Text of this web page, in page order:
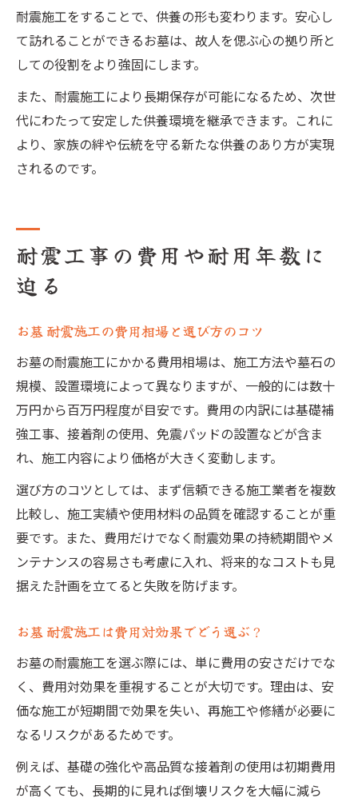
耐震施工をすることで、供養の形も変わります。安心し
て訪れることができるお墓は、故人を偲ぶ心の拠り所と
しての役割をより強固にします。
また、耐震施工により長期保存が可能になるため、次世
代にわたって安定した供養環境を継承できます。これに
より、家族の絆や伝統を守る新たな供養のあり方が実現
されるのです。
耐震工事の費用や耐用年数に
迫る
お墓 耐震施工の費用相場と選び方のコツ
お墓の耐震施工にかかる費用相場は、施工方法や墓石の
規模、設置環境によって異なりますが、一般的には数十
万円から百万円程度が目安です。費用の内訳には基礎補
強工事、接着剤の使用、免震パッドの設置などが含ま
れ、施工内容により価格が大きく変動します。
選び方のコツとしては、まず信頼できる施工業者を複数
比較し、施工実績や使用材料の品質を確認することが重
要です。また、費用だけでなく耐震効果の持続期間やメ
ンテナンスの容易さも考慮に入れ、将来的なコストも見
据えた計画を立てると失敗を防げます。
お墓 耐震施工は費用対効果でどう選ぶ？
お墓の耐震施工を選ぶ際には、単に費用の安さだけでな
く、費用対効果を重視することが大切です。理由は、安
価な施工が短期間で効果を失い、再施工や修繕が必要に
なるリスクがあるためです。
例えば、基礎の強化や高品質な接着剤の使用は初期費用
が高くても、長期的に見れば倒壊リスクを大幅に減ら